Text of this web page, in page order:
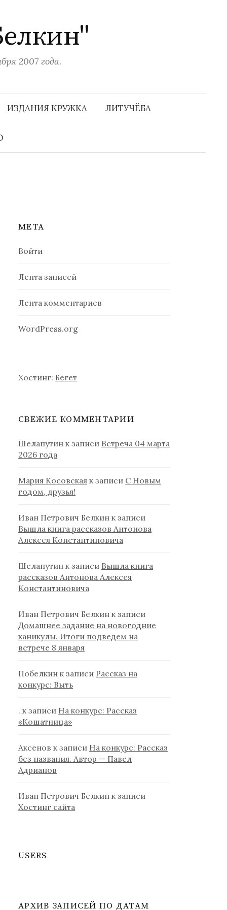
2007 года.
ИЗДАНИЯ КРУЖКА ЛИТУЧЁБА
МЕТА
Войти
Лента записей
Лента комментариев
WordPress.org
Хостинг: Бегет
СВЕЖИЕ КОММЕНТАРИИ
Шелапутин к записи Встреча 04 марта
2026 года
Мария Косовская к записи С Новым
годом, друзья!
Иван Петрович Белкин к записи
Вышла книга рассказов Антонова
Алексея Константиновича
Шелапутин к записи Вышла книга
рассказов Антонова Алексея
Константиновича
Иван Петрович Белкин к записи
Домашнее задание на новогодние
каникулы. Итоги подведем на
встрече 8 января
Побелкин к записи Рассказ на
конкурс: Выть
. к записи На конкурс: Рассказ
«Кошатница»
Аксенов к записи На конкурс: Рассказ
без названия. Автор — Павел
Адрианов
Иван Петрович Белкин к записи
Хостинг сайта
USERS
АРХИВ ЗАПИСЕЙ ПО ДАТАМ